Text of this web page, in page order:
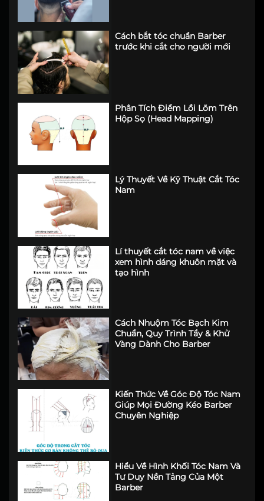
Cách bắt tóc chuẩn Barber
trước khi cắt cho người mới
Phân Tích Điểm Lồi Lõm Trên
Hộp Sọ (Head Mapping)
Lý Thuyết Về Kỹ Thuật Cắt Tóc
Nam
Lí thuyết cắt tóc nam về việc
xem hình dáng khuôn mặt và
tạo hình
Cách Nhuộm Tóc Bạch Kim
Chuẩn, Quy Trình Tẩy & Khử
Vàng Dành Cho Barber
Kiến Thức Về Góc Độ Tóc Nam
Giúp Mọi Đường Kéo Barber
Chuyên Nghiệp
Hiểu Về Hình Khối Tóc Nam Và
Tư Duy Nền Tảng Của Một
Barber